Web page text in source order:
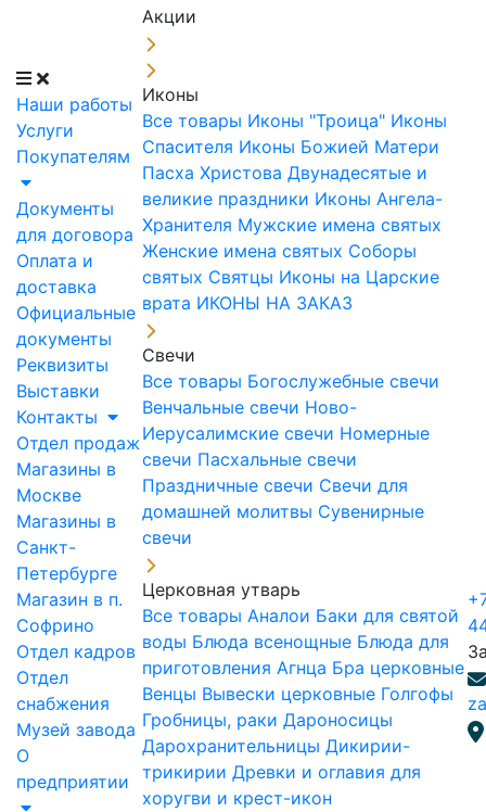
Наши работы
Услуги
Покупателям
Документы
для договора
Оплата и
доставка
Официальные
документы
Реквизиты
Выставки
Контакты
Отдел продаж
Магазины в
Москве
Магазины в
Санкт-
Петербурге
Магазин в п.
Софрино
Отдел кадров
Отдел
снабжения
Музей завода
О
предприятии
Акции
Иконы
Все товары Иконы "Троица" Иконы
Спасителя Иконы Божией Матери
Пасха Христова Двунадесятые и
великие праздники Иконы Ангела-
Хранителя Мужские имена святых
Женские имена святых Соборы
святых Святцы Иконы на Царские
врата ИКОНЫ НА ЗАКАЗ
Свечи
Все товары Богослужебные свечи
Венчальные свечи Ново-
Иерусалимские свечи Номерные
свечи Пасхальные свечи
Праздничные свечи Свечи для
домашней молитвы Сувенирные
свечи
Церковная утварь
Все товары Аналои Баки для святой
воды Блюда всенощные Блюда для
приготовления Агнца Бра церковные
Венцы Вывески церковные Голгофы
Гробницы, раки Дароносицы
Дарохранительницы Дикирии-
трикирии Древки и оглавия для
хоругви и крест-икон